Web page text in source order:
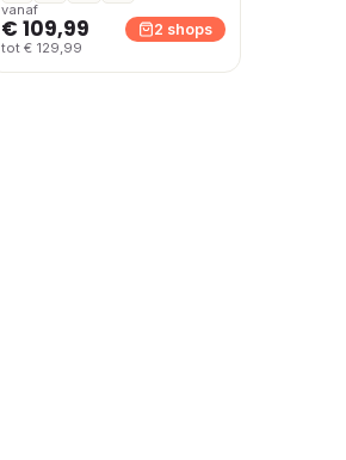
vanaf
€ 109,99
tot € 129,99
2 shops